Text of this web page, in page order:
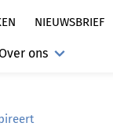
NIEUWSBRIEF
ons